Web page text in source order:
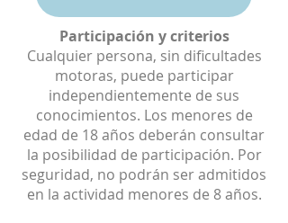
Participación y criterios
Cualquier persona, sin dificultades
motoras, puede participar
independientemente de sus
conocimientos. Los menores de
edad de 18 años deberán consultar
la posibilidad de participación. Por
seguridad, no podrán ser admitidos
en la actividad menores de 8 años.